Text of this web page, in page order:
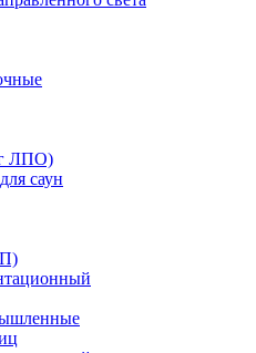
ЛПО)
саун